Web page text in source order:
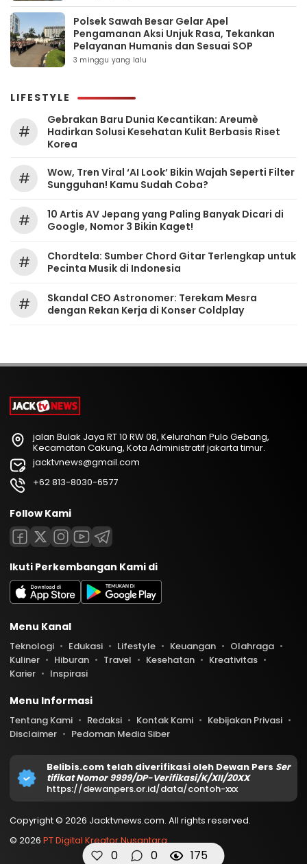
0 0 175
Polsek Sawah Besar Gelar Apel
Pengamanan Aksi Unjuk Rasa, Tekankan
Pelayanan Humanis dan Sesuai SOP
3 minggu yang lalu
LIFESTYLE
#
Gebrakan Baru Dunia Kecantikan: Areumè
Hadirkan Solusi Kesehatan Kulit Berbasis Riset
Korea
#
Wow, Tren Viral ‘AI Look’ Bikin Wajah Seperti Filter
Sungguhan! Kamu Sudah Coba?
#
10 Artis AV Jepang yang Paling Banyak Dicari di
Google, Nomor 3 Bikin Kaget!
#
Chordtela: Sumber Chord Gitar Terlengkap untuk
Pecinta Musik di Indonesia
#
Skandal CEO Astronomer: Terekam Mesra
dengan Rekan Kerja di Konser Coldplay
jalan Bulak Jaya RT 10 RW 08, Kelurahan Pulo Gebang,
Kecamatan Cakung, Kota Administratif jakarta timur.
jacktvnews@gmail.com
+62 813-8030-6577
Follow Kami
Ikuti Perkembangan Kami di
Menu Kanal
Teknologi Edukasi Lifestyle Keuangan
Olahraga
Kuliner
Hiburan Travel Kesehatan
Kreativitas
Karier
Inspirasi
Menu Informasi
Tentang Kami Redaksi Kontak Kami
Kebijakan Privasi
Disclaimer
Pedoman Media Siber
Belibis.com telah diverifikasi oleh Dewan Pers Ser
tifikat Nomor 9999/DP-Verifikasi/K/XII/20XX
https://dewanpers.or.id/data/contoh-xxx
Copyright © 2026 Jacktvnews.com. All rights reserved.
© 2026 PT Digital Kreator Nusantara